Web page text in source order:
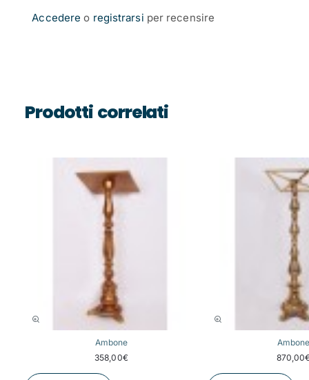
Accedere o registrarsi per recensire
Prodotti correlati
Ambone
358,00€
Ambone